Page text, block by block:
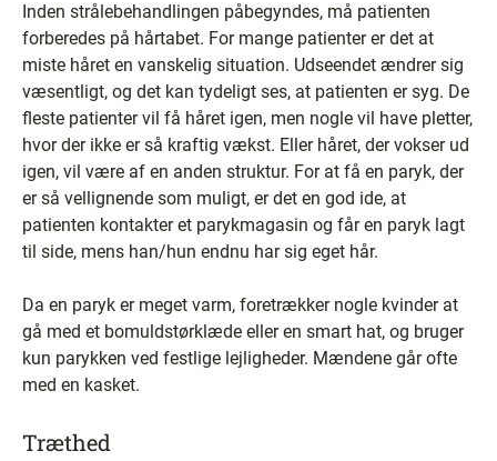
Inden strålebehandlingen påbegyndes, må patienten
forberedes på hårtabet. For mange patienter er det at
miste håret en vanskelig situation. Udseendet ændrer sig
væsentligt, og det kan tydeligt ses, at patienten er syg. De
fleste patienter vil få håret igen, men nogle vil have pletter,
hvor der ikke er så kraftig vækst. Eller håret, der vokser ud
igen, vil være af en anden struktur. For at få en paryk, der
er så vellignende som muligt, er det en god ide, at
patienten kontakter et parykmagasin og får en paryk lagt
til side, mens han/hun endnu har sig eget hår.
Da en paryk er meget varm, foretrækker nogle kvinder at
gå med et bomuldstørklæde eller en smart hat, og bruger
kun parykken ved festlige lejligheder. Mændene går ofte
med en kasket.
Træthed